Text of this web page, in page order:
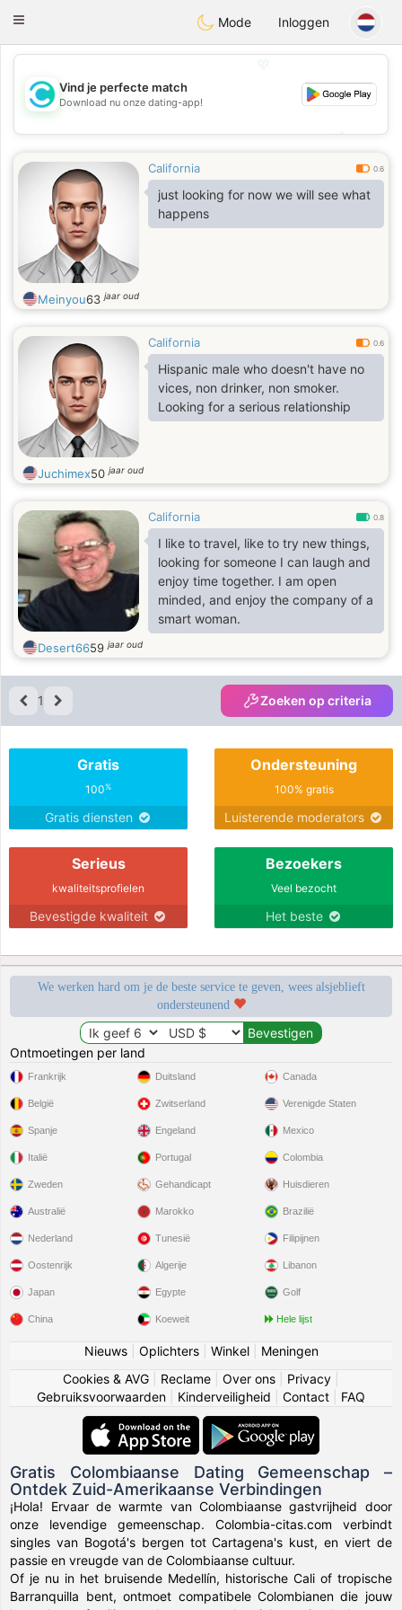
olombiaCitas
Toggle
Mode Inloggen
💖
💕
Vind je perfecte match
Download nu onze dating-app!
California 0.6
just looking for now we will see what
happens
Meinyou63jaar oud
California 0.6
Hispanic male who doesn't have no
vices, non drinker, non smoker.
Looking for a serious relationship
Juchimex50jaar oud
California 0.8
I like to travel, like to try new things,
looking for someone I can laugh and
enjoy time together. I am open
minded, and enjoy the company of a
smart woman.
Desert6659jaar oud
1 Zoeken op criteria
Gratis
100%
Gratis diensten
Ondersteuning
100% gratis
Luisterende moderators
Serieus
kwaliteitsprofielen
Bevestigde kwaliteit
Bezoekers
Veel bezocht
Het beste
We werken hard om je de beste service te geven, wees alsjeblieft
ondersteunend
Ontmoetingen per land
Frankrijk
België
Spanje
Italië
Zweden
Duitsland
Zwitserland
Engeland
Portugal
Gehandicapt
Canada
Verenigde Staten
Mexico
Colombia
Huisdieren
Australië
Nederland
Oostenrijk
Japan
China
Marokko
Tunesië
Algerije
Egypte
Koeweit
Brazilië
Filipijnen
Libanon
Golf
Hele lijst
Nieuws| Oplichters| Winkel| Meningen
Cookies & AVG
Reclame Over ons Privacy
Gebruiksvoorwaarden
Kinderveiligheid Contact FAQ
Gratis Colombiaanse Dating Gemeenschap –
Ontdek Zuid-Amerikaanse Verbindingen
¡Hola! Ervaar de warmte van Colombiaanse gastvrijheid door
onze levendige gemeenschap. Colombia-citas.com verbindt
singles van Bogotá's bergen tot Cartagena's kust, en viert de
passie en vreugde van de Colombiaanse cultuur.
Of je nu in het bruisende Medellín, historische Cali of tropische
Barranquilla bent, ontmoet compatibele Colombianen die jouw